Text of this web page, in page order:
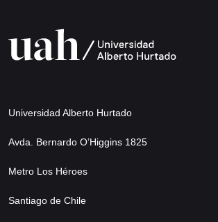
Universidad Alberto Hurtado
Avda. Bernardo O’Higgins 1825
Metro Los Héroes
Santiago de Chile